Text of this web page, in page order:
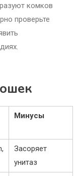
комков
проверьте
Минусы
Засоряет
унитаз